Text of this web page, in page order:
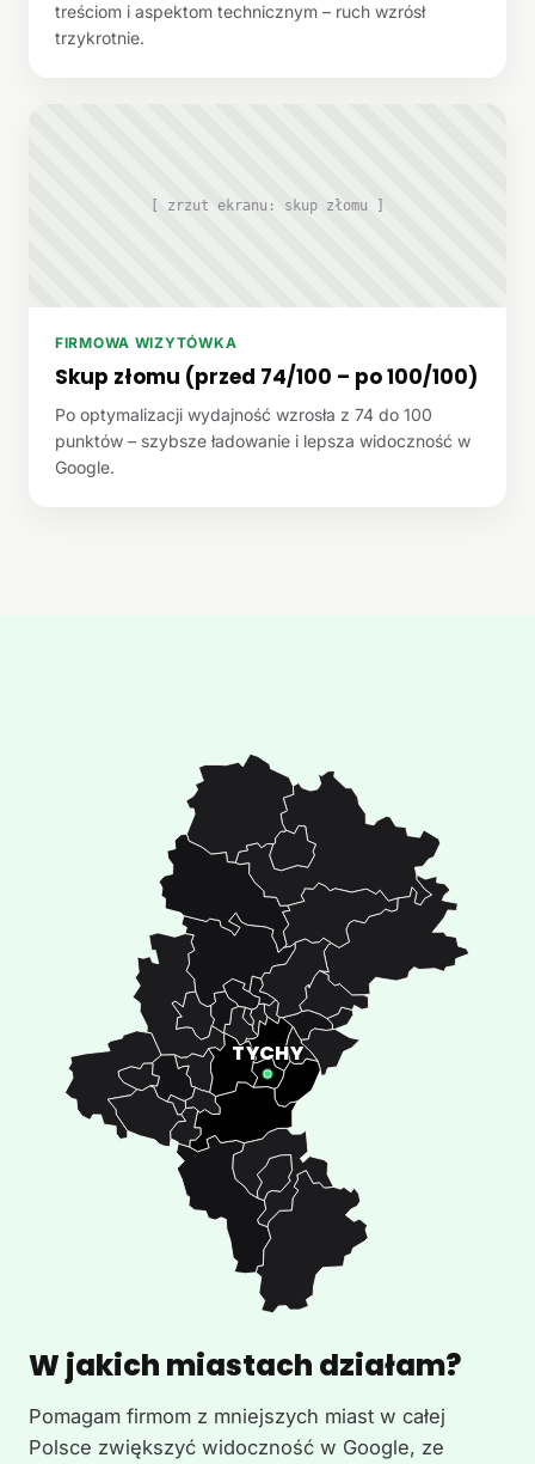
treściom i aspektom technicznym – ruch wzrósł
trzykrotnie.
[ zrzut ekranu: skup złomu ]
FIRMOWA WIZYTÓWKA
Skup złomu (przed 74/100 – po 100/100)
Po optymalizacji wydajność wzrosła z 74 do 100
punktów – szybsze ładowanie i lepsza widoczność w
Google.
W jakich miastach działam?
Pomagam firmom z mniejszych miast w całej
Polsce zwiększyć widoczność w Google, ze